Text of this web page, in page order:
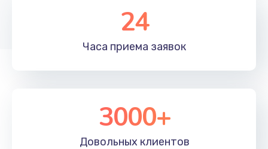
24
Часа приема заявок
3000+
Довольных клиентов